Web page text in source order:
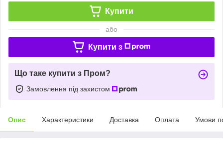
Купити
або
Купити з
Що таке купити з Пром?
Замовлення під захистом
Опис Характеристики Доставка Оплата Умови